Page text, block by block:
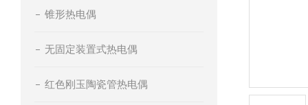
锥形热电偶
无固定装置式热电偶
红色刚玉陶瓷管热电偶